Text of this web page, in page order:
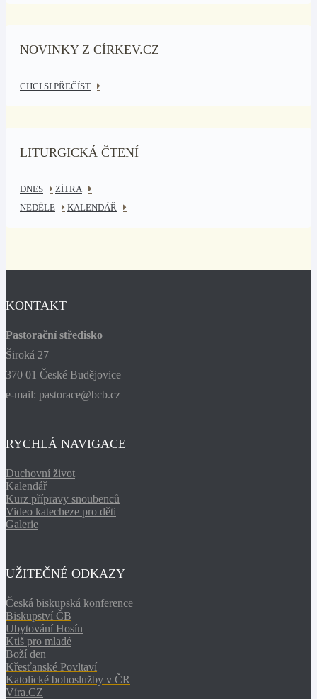
NOVINKY Z CÍRKEV.CZ
CHCI SI PŘEČÍST
LITURGICKÁ ČTENÍ
DNES
ZÍTRA
NEDĚLE
KALENDÁŘ
KONTAKT
Pastorační středisko
Široká 27
370 01 České Budějovice
e-mail: pastorace@bcb.cz
RYCHLÁ NAVIGACE
Duchovní život
Kalendář
Kurz přípravy snoubenců
Video katecheze pro děti
Galerie
UŽITEČNÉ ODKAZY
Česká biskupská konference
Biskupství ČB
Ubytování Hosín
Ktiš pro mladé
Boží den
Křesťanské Povltaví
Katolické bohoslužby v ČR
Víra.CZ